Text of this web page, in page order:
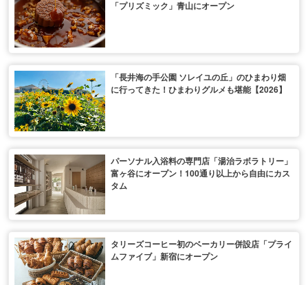
「プリズミック」青山にオープン
「長井海の手公園 ソレイユの丘」のひまわり畑
に行ってきた！ひまわりグルメも堪能【2026】
パーソナル入浴料の専門店「湯治ラボラトリー」
富ヶ谷にオープン！100通り以上から自由にカス
タム
タリーズコーヒー初のベーカリー併設店「プライ
ムファイブ」新宿にオープン